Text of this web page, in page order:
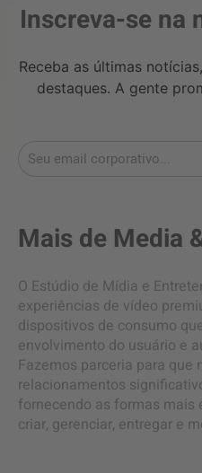
Inscreva-se na
Receba as últimas
destaques. A gente
Mais de Media
O Estúdio de Mídia e
experiências de vídeo
dispositivos de consumo
envolvimento do usuário e
Fazemos parceria para
relacionamentos
fornecendo as formas mais
criar, gerenciar, entregar e